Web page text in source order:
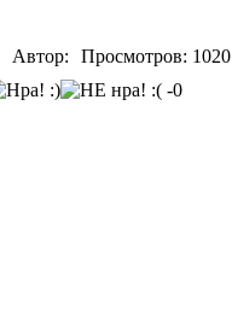
Автор:
Просмотров: 1020
-0